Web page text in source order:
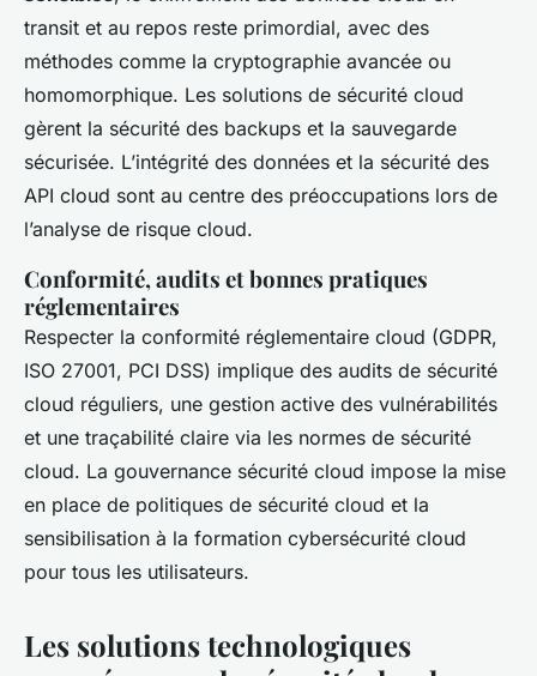
transit et au repos reste primordial, avec des
méthodes comme la cryptographie avancée ou
homomorphique. Les solutions de sécurité cloud
gèrent la sécurité des backups et la sauvegarde
sécurisée. L’intégrité des données et la sécurité des
API cloud sont au centre des préoccupations lors de
l’analyse de risque cloud.
Conformité, audits et bonnes pratiques
réglementaires
Respecter la conformité réglementaire cloud (GDPR,
ISO 27001, PCI DSS) implique des audits de sécurité
cloud réguliers, une gestion active des vulnérabilités
et une traçabilité claire via les normes de sécurité
cloud. La gouvernance sécurité cloud impose la mise
en place de politiques de sécurité cloud et la
sensibilisation à la formation cybersécurité cloud
pour tous les utilisateurs.
Les solutions technologiques